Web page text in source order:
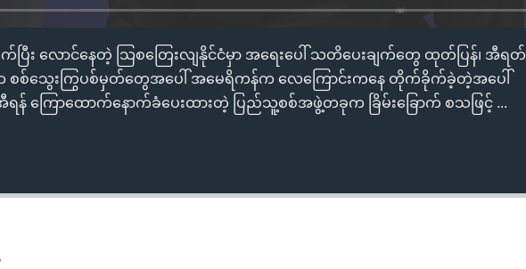
ြီး လောင်နေတဲ့ သြစတြေးလျနိုင်ငံမှာ အရေးပေါ် သတိပေးချက်တွေ ထုတ်ပြန်၊ အီရတ်
စစ်သွေးကြွပစ်မှတ်တွေအပေါ် အမေရိကန်က လေကြောင်းကနေ တိုက်ခိုက်ခဲ့တဲ့အပေါ်
ကြောထောက်နောက်ခံပေးထားတဲ့ ပြည်သူ့စစ်အဖွဲ့တခုက ခြိမ်းခြောက် စသဖြင့် ...